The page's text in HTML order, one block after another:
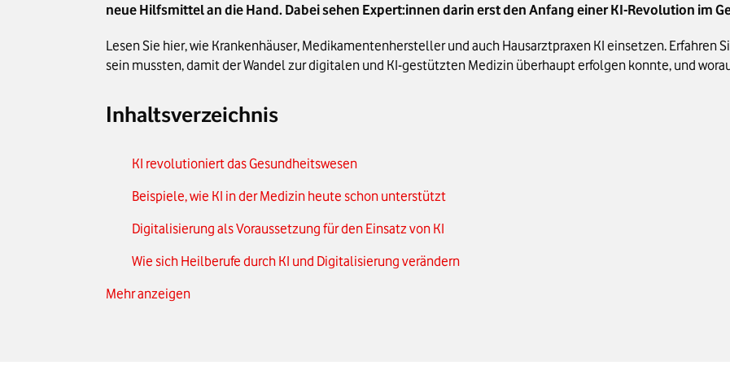
neue Hilfsmittel an die Hand. Dabei sehen Expert:innen darin erst den Anfang einer KI-Revolution im
Lesen Sie hier, wie Krankenhäuser, Medikamentenhersteller und auch Hausarztpraxen KI einsetzen. Erfahren
sein mussten, damit der Wandel zur digitalen und KI-gestützten Medizin überhaupt erfolgen konnte, und
Inhaltsverzeichnis
KI revolutioniert das Gesundheitswesen
Beispiele, wie KI in der Medizin heute schon unterstützt
Digitalisierung als Voraussetzung für den Einsatz von KI
Wie sich Heilberufe durch KI und Digitalisierung verändern
Digitalisierung im Gesundheitswesen – Beispiele
Mehr anzeigen